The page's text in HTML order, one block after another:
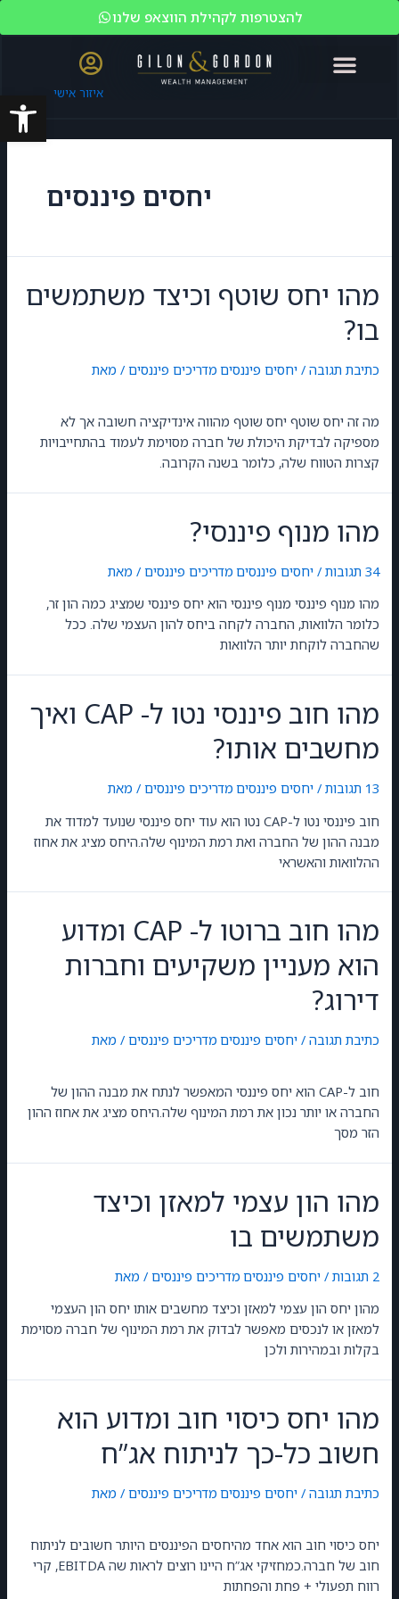
פתח
להצטרפות לקהילת הווצאפ שלנו
איזור אישי
יחסים פיננסים
מהו יחס שוטף וכיצד משתמשים
בו?
כתיבת תגובה / יחסים פיננסים מדריכים פיננסים / מאת
מה זה יחס שוטף יחס שוטף מהווה אינדיקציה חשובה אך לא
מספיקה לבדיקת היכולת של חברה מסוימת לעמוד בהתחייבויות
קצרות הטווח שלה, כלומר בשנה הקרובה.
מהו מנוף פיננסי?
34 תגובות / יחסים פיננסים מדריכים פיננסים / מאת
מהו מנוף פיננסי מנוף פיננסי הוא יחס פיננסי שמציג כמה הון זר,
כלומר הלוואות, החברה לקחה ביחס להון העצמי שלה. ככל
שהחברה לוקחת יותר הלוואות
מהו חוב פיננסי נטו ל- CAP ואיך
מחשבים אותו?
13 תגובות / יחסים פיננסים מדריכים פיננסים / מאת
חוב פיננסי נטו ל-CAP נטו הוא עוד יחס פיננסי שנועד למדוד את
מבנה ההון של החברה ואת רמת המינוף שלה.היחס מציג את אחוז
ההלוואות והאשראי
מהו חוב ברוטו ל- CAP ומדוע
הוא מעניין משקיעים וחברות
דירוג?
כתיבת תגובה / יחסים פיננסים מדריכים פיננסים / מאת
חוב ל-CAP הוא יחס פיננסי המאפשר לנתח את מבנה ההון של
החברה או יותר נכון את רמת המינוף שלה.היחס מציג את אחוז ההון
הזר מסך
מהו הון עצמי למאזן וכיצד
משתמשים בו
2 תגובות / יחסים פיננסים מדריכים פיננסים / מאת
מהון יחס הון עצמי למאזן וכיצד מחשבים אותו יחס הון העצמי
למאזן או לנכסים מאפשר לבדוק את רמת המינוף של חברה מסוימת
בקלות ובמהירות ולכן
מהו יחס כיסוי חוב ומדוע הוא
חשוב כל-כך לניתוח אג”ח
כתיבת תגובה / יחסים פיננסים מדריכים פיננסים / מאת
יחס כיסוי חוב הוא אחד מהיחסים הפיננסים היותר חשובים לניתוח
חוב של חברה.כמחזיקי אג”ח היינו רוצים לראות שה EBITDA, קרי
רווח תפעולי + פחת והפחתות